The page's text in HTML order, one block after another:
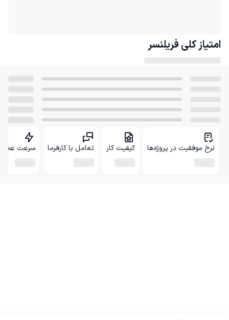
امتیاز کلی فریلنسر
نرخ موفقیت در پروژه‌ها کیفیت کار تعامل با کارفرما سرعت عمل